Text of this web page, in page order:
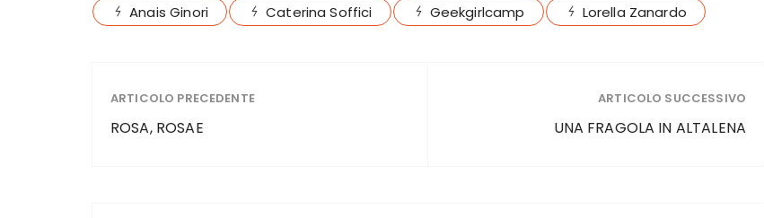
Anais Ginori Caterina Soffici Geekgirlcamp Lorella Zanardo
ARTICOLO PRECEDENTE
ROSA, ROSAE
ARTICOLO SUCCESSIVO
UNA FRAGOLA IN ALTALENA